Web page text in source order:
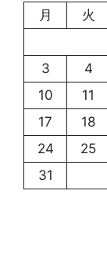
月
火
3
4
10
11
17
18
24
25
31